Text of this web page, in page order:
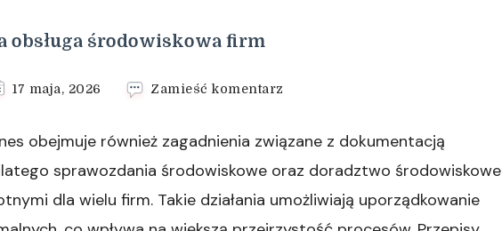
obsługa środowiskowa firm
17 maja, 2026 Zamieść komentarz
obsługa
środowiskowa
firm
obejmuje również zagadnienia związane z dokumentacją
sprawozdania środowiskowe oraz doradztwo środowiskowe
dla wielu firm. Takie działania umożliwiają uporządkowanie